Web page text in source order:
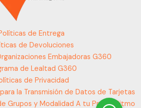
de Entrega
de Devoluciones
Embajadoras G360
de Lealtad G360
de Privacidad
la Transmisión de Datos de Tarjetas
Grupos y Modalidad A tu Propio Ritmo